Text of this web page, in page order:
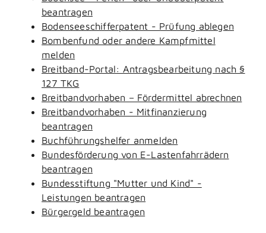
beantragen
Bodenseeschifferpatent - Prüfung ablegen
Bombenfund oder andere Kampfmittel
melden
Breitband-Portal: Antragsbearbeitung nach §
127 TKG
Breitbandvorhaben – Fördermittel abrechnen
Breitbandvorhaben - Mitfinanzierung
beantragen
Buchführungshelfer anmelden
Bundesförderung von E-Lastenfahrrädern
beantragen
Bundesstiftung "Mutter und Kind" -
Leistungen beantragen
Bürgergeld beantragen